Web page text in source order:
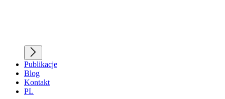
Publikacje
Blog
Kontakt
PL